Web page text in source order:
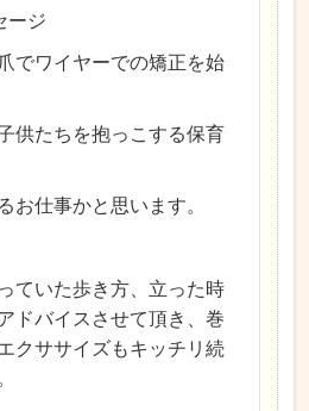
ージ
でワイヤーでの矯正を始
供たちを抱っこする保育
お仕事かと思います。
ていた歩き方、立った時
ドバイスさせて頂き、巻
クササイズもキッチリ続